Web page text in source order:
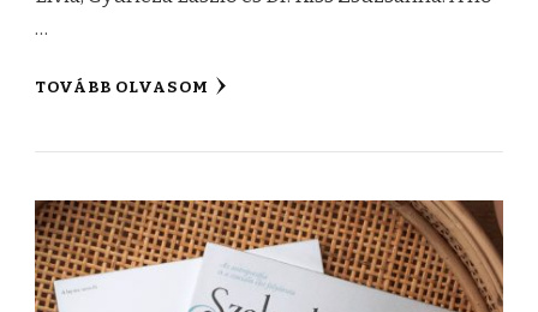
…
TOVÁBB OLVASOM